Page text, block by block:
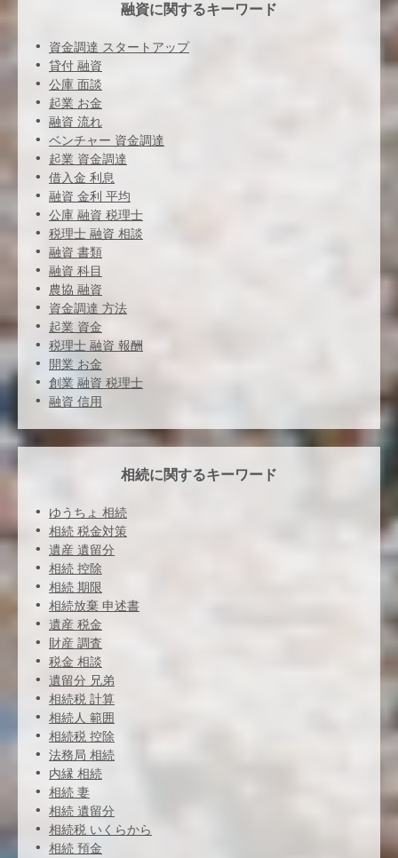
融資に関するキーワード
資金調達 スタートアップ
貸付 融資
公庫 面談
起業 お金
融資 流れ
ベンチャー 資金調達
起業 資金調達
借入金 利息
融資 金利 平均
公庫 融資 税理士
税理士 融資 相談
融資 書類
融資 科目
農協 融資
資金調達 方法
起業 資金
税理士 融資 報酬
開業 お金
創業 融資 税理士
融資 信用
相続に関するキーワード
ゆうちょ 相続
相続 税金対策
遺産 遺留分
相続 控除
相続 期限
相続放棄 申述書
遺産 税金
財産 調査
税金 相談
遺留分 兄弟
相続税 計算
相続人 範囲
相続税 控除
法務局 相続
内縁 相続
相続 妻
相続 遺留分
相続税 いくらから
相続 預金